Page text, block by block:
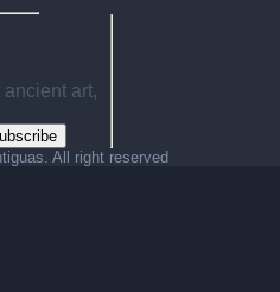
art,
All right reserved